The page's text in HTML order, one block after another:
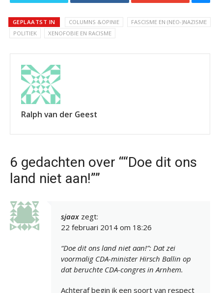
GEPLAATST IN COLUMNS &OPINIE
FASCISME EN (NEO-)NAZISME
POLITIEK
XENOFOBIE EN RACISME
Ralph van der Geest
6 gedachten over ““Doe dit ons
land niet aan!””
sjaax zegt:
22 februari 2014 om 18:26
“Doe dit ons land niet aan!”: Dat zei
voormalig CDA-minister Hirsch Ballin op
dat beruchte CDA-congres in Arnhem.
Achteraf begin ik een soort van respect